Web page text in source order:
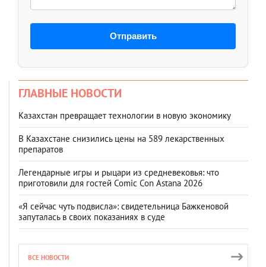
Отправить
ГЛАВНЫЕ НОВОСТИ
Казахстан превращает технологии в новую экономику
В Казахстане снизились цены на 589 лекарственных
препаратов
Легендарные игры и рыцари из средневековья: что
приготовили для гостей Comic Con Astana 2026
«Я сейчас чуть подвисла»: свидетельница Бажкеновой
запуталась в своих показаниях в суде
ВСЕ НОВОСТИ